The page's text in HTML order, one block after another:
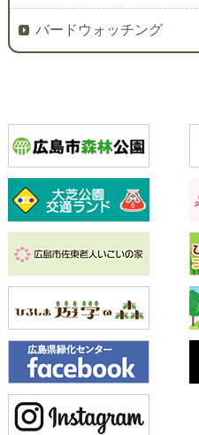
バードウォッチング